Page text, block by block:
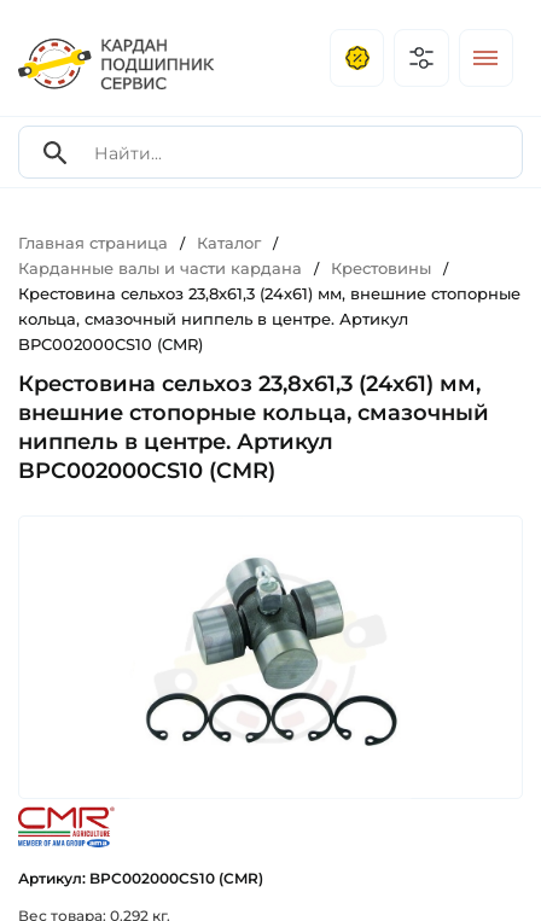
Главная страница / Каталог /
Карданные валы и части кардана / Крестовины /
Крестовина сельхоз 23,8х61,3 (24х61) мм, внешние стопорные
кольца, смазочный ниппель в центре. Артикул
BPC002000CS10 (CMR)
Крестовина сельхоз 23,8х61,3 (24х61) мм,
внешние стопорные кольца, смазочный
ниппель в центре. Артикул
BPC002000CS10 (CMR)
Артикул: BPC002000CS10 (CMR)
Вес товара: 0.292 кг.